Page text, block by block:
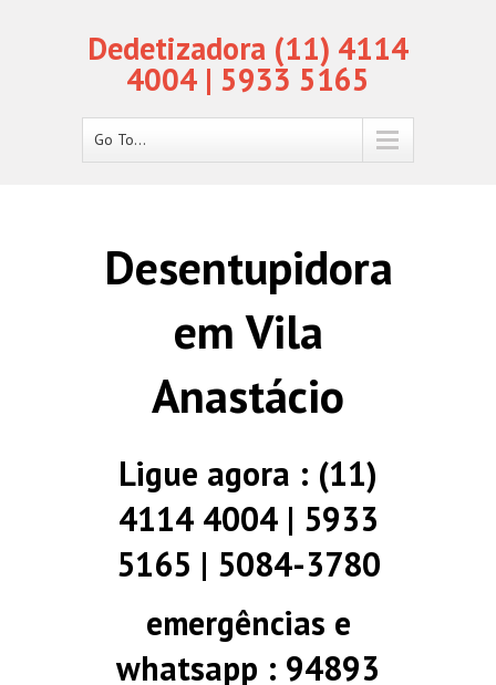
Dedetizadora (11) 4114
4004 | 5933 5165
Go To...
Desentupidora
em Vila
Anastácio
Ligue agora : (11)
4114 4004 | 5933
5165 | 5084-3780
emergências e
whatsapp : 94893